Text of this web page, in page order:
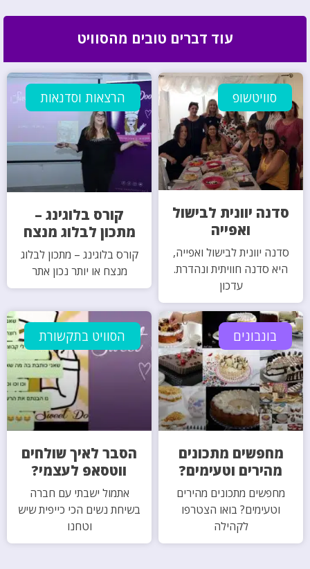
עוד דברים טובים מהסוויט
סוויטשופ
סדנה יוונית לבישול
ואפייה
סדנה יוונית לבישול ואפייה,
היא סדנה חוויתית ונהדרת.
עדכון
הרצאות וסדנאות
קורס בלוגינג –
מתכון לבלוג מנצח
קורס בלוגינג – מתכון לבלוג
מנצח או יותר נכון אתר
בונבונים
מחפשים מתכונים
מהירים וטעימים?
מחפשים מתכונים מהירים
וטעימים? בואו הצטרפו
לקהילה
הסוויט בתקשורת
הסבר לאיך שולחים
ווטסאפ לעצמי?
אתמול ישבתי עם חברה
בשיחת נשים הכי כייפית שיש
וטחנו